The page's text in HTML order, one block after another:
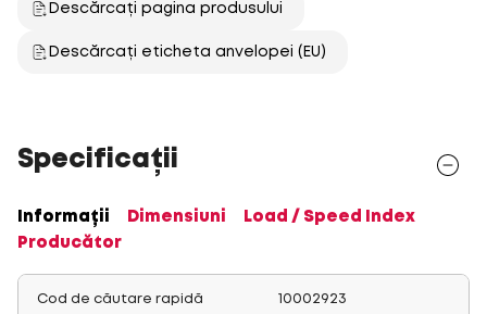
Descărcați pagina produsului
Descărcați eticheta anvelopei (EU)
Specificații
Informații Dimensiuni
Load / Speed Index
Producător
Cod de căutare rapidă 10002923